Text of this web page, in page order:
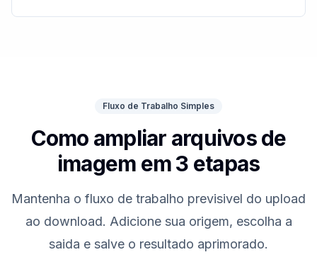
Fluxo de Trabalho Simples
Como ampliar arquivos de
imagem em 3 etapas
Mantenha o fluxo de trabalho previsivel do upload
ao download. Adicione sua origem, escolha a
saida e salve o resultado aprimorado.